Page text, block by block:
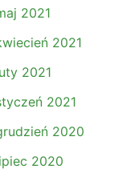
2021
2021
2021
2021
2020
2020